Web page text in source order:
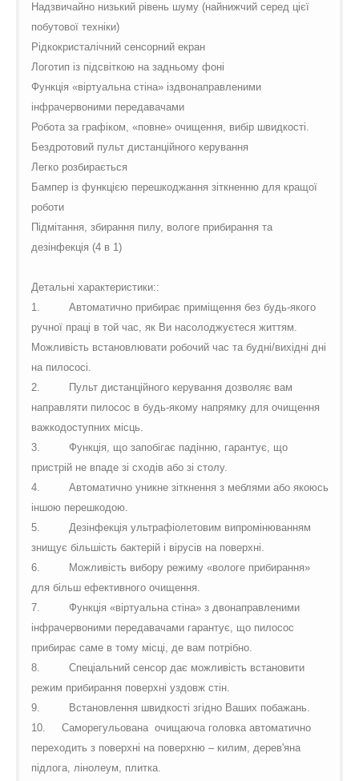
Надзвичайно низький рівень шуму (найнижчий серед цієї
побутової техніки)
Рідкокристалічний сенсорний екран
Логотип із підсвіткою на задньому фоні
Функція «віртуальна стіна» іздвонаправленими
інфрачервоними передавачами
Робота за графіком, «повне» очищення, вибір швидкості.
Бездротовий пульт дистанційного керування
Легко розбирається
Бампер із функцією перешкоджання зіткненню для кращої
роботи
Підмітання, збирання пилу, вологе прибирання та
дезінфекція (4 в 1)
Детальні характеристики::
1.
Автоматично прибирає приміщення без будь-якого
ручної праці в той час, як Ви насолоджуєтеся життям.
Можливість встановлювати робочий час та будні/вихідні дні
на пилососі.
2.
Пульт дистанційного керування дозволяє вам
направляти пилосос в будь-якому напрямку для очищення
важкодоступних місць.
3.
Функція, що запобігає падінню, гарантує, що
пристрій не впаде зі сходів або зі столу.
4.
Автоматично уникне зіткнення з меблями або якоюсь
іншою перешкодою.
5.
Дезінфекція ультрафіолетовим випромінюванням
знищує більшість бактерій і вірусів на поверхні.
6.
Можливість вибору режиму «вологе прибирання»
для більш ефективного очищення.
7.
Функція «віртуальна стіна» з двонаправленими
інфрачервоними передавачами гарантує, що пилосос
прибирає саме в тому місці, де вам потрібно.
8.
Спеціальний сенсор дає можливість встановити
режим прибирання поверхні уздовж стін.
9.
Встановлення швидкості згідно Ваших побажань.
10.
Саморегульована очищаюча головка автоматично
переходить з поверхні на поверхню – килим, дерев'яна
підлога, лінолеум, плитка.